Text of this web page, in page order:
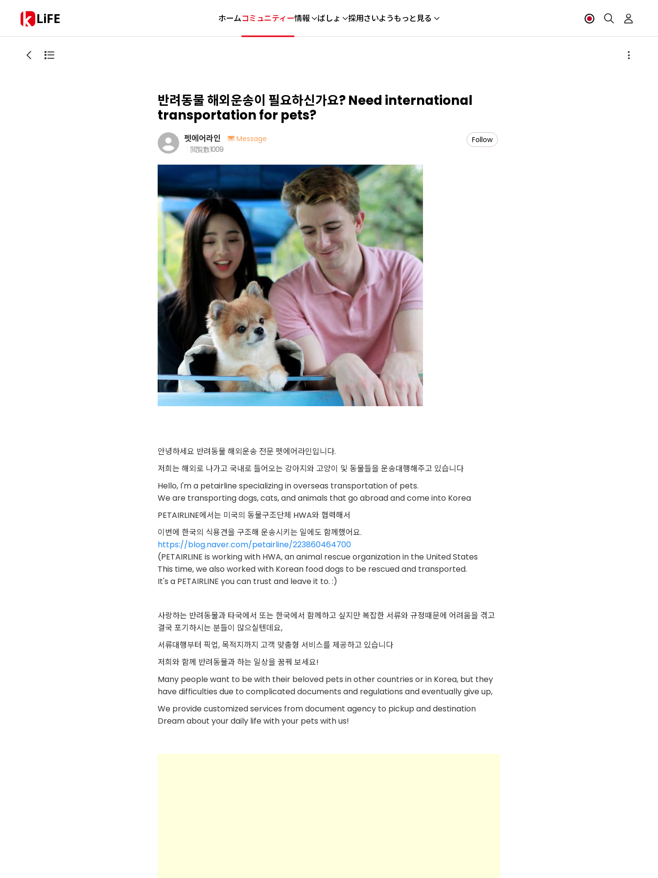
LiFE ホームコミュニティー情報 ばしょ 採用さいようもっと見る
반려동물 해외운송이 필요하신가요? Need international
transportation for pets?
펫에어라인
Message
閲覧数1009
Follow
안녕하세요 반려동물 해외운송 전문 펫에어라인입니다.
저희는 해외로 나가고 국내로 들어오는 강아지와 고양이 및 동물들을 운송대행해주고 있습니다
Hello, I'm a petairline specializing in overseas transportation of pets.
We are transporting dogs, cats, and animals that go abroad and come into Korea
PETAIRLINE에서는 미국의 동물구조단체 HWA와 협력해서
이번에 한국의 식용견을 구조해 운송시키는 일에도 함께했어요.
https://blog.naver.com/petairline/223860464700
(PETAIRLINE is working with HWA, an animal rescue organization in the United States
This time, we also worked with Korean food dogs to be rescued and transported.
It's a PETAIRLINE you can trust and leave it to. :)
사랑하는 반려동물과 타국에서 또는 한국에서 함께하고 싶지만 복잡한 서류와 규정때문에 어려움을 겪고
결국 포기하시는 분들이 많으실텐데요,
서류대행부터 픽업, 목적지까지 고객 맞춤형 서비스를 제공하고 있습니다
저희와 함께 반려동물과 하는 일상을 꿈꿔 보세요!
Many people want to be with their beloved pets in other countries or in Korea, but they
have difficulties due to complicated documents and regulations and eventually give up,
We provide customized services from document agency to pickup and destination
Dream about your daily life with your pets with us!